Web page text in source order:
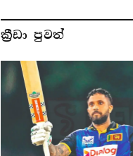
ක්‍රීඩා පුවත්